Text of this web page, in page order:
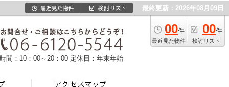
最終更新：2026年08月09日
00件
最近見た物件
00件
検討リスト
間：10：00～20：00 定休日：年末年始